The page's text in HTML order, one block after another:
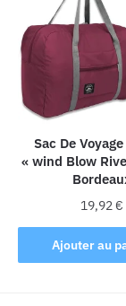
Les
être
la
du
Sac De
« wind Blow
19,92€
Ajouter au